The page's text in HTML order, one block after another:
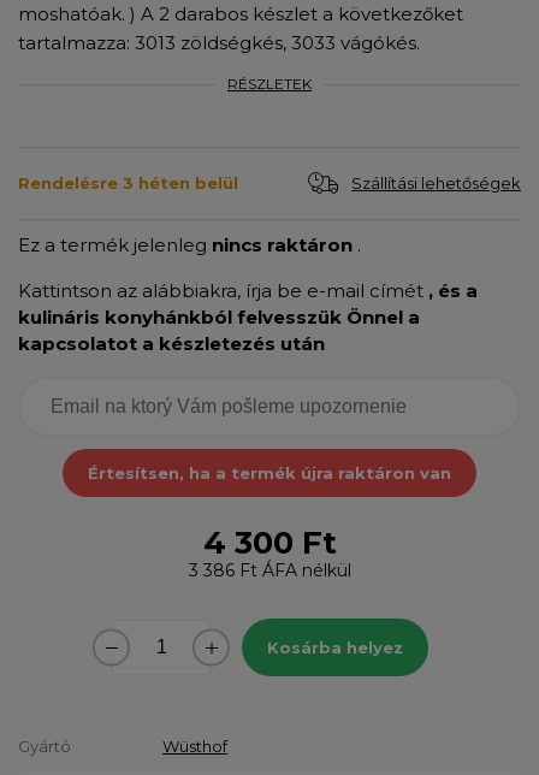
moshatóak. ) A 2 darabos készlet a következőket
tartalmazza: 3013 zöldségkés, 3033 vágókés.
RÉSZLETEK
Rendelésre 3 héten belül Szállítási lehetőségek
Ez a termék jelenleg nincs raktáron .
Kattintson az alábbiakra, írja be e-mail címét , és a
kulináris konyhánkból felvesszük Önnel a
kapcsolatot a készletezés után
Értesítsen, ha a termék újra raktáron van
4 300 Ft
3 386 FtÁFA nélkül
Kosárba helyez
Gyártó Wüsthof